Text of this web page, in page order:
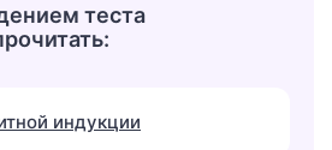
теста
индукции